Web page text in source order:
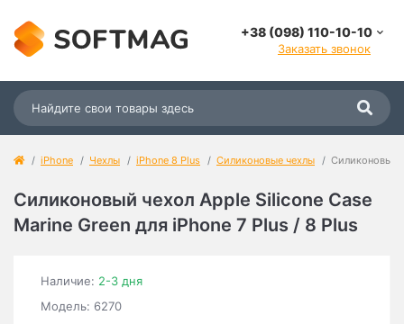
+38 (098) 110-10-10
Заказать звонок
iPhone Чехлы iPhone 8 Plus Силиконовые чехлы Силиконовый
Силиконовый чехол Apple Silicone Case
Marine Green для iPhone 7 Plus / 8 Plus
Наличие: 2-3 дня
Модель: 6270